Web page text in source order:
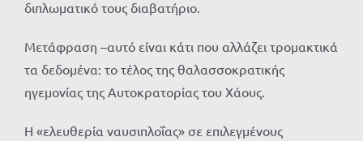
διπλωματικό τους διαβατήριο.
Μετάφραση –αυτό είναι κάτι που αλλάζει τρομακτικά
τα δεδομένα: το τέλος της θαλασσοκρατικής
ηγεμονίας της Αυτοκρατορίας του Χάους.
Η «ελευθερία ναυσιπλοΐας» σε επιλεγμένους